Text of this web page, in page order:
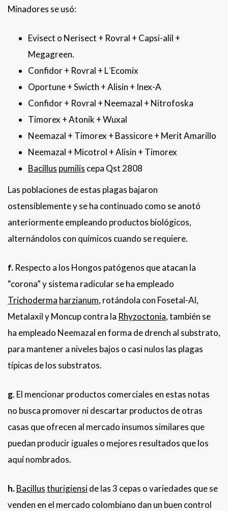
Minadores se usó:
Evisect o Nerisect + Rovral + Capsi-alil +
Megagreen.
Confidor + Rovral + L´Ecomix
Oportune + Swicth + Alisin + Inex-A
Confidor + Rovral + Neemazal + Nitrofoska
Timorex + Atonik + Wuxal
Neemazal + Timorex + Bassicore + Merit Amarillo
Neemazal + Micotrol + Alisin + Timorex
Bacillus pumilis cepa Qst 2808
Las poblaciones de estas plagas bajaron
ostensiblemente y se ha continuado como se anotó
anteriormente empleando productos biológicos,
alternándolos con químicos cuando se requiere.
f. Respecto a los Hongos patógenos que atacan la
“corona” y sistema radicular se ha empleado
Trichoderma harzianum, rotándola con Fosetal-Al,
Metalaxil y Moncup contra la Rhyzoctonia, también se
ha empleado Neemazal en forma de drench al substrato,
para mantener a niveles bajos o casi nulos las plagas
típicas de los substratos.
g. El mencionar productos comerciales en estas notas
no busca promover ni descartar productos de otras
casas que ofrecen al mercado insumos similares que
puedan producir iguales o mejores resultados que los
aquí nombrados.
h.Bacillusthurigienside las 3 cepas o variedades que se
venden en el mercado colombiano dan un buen control